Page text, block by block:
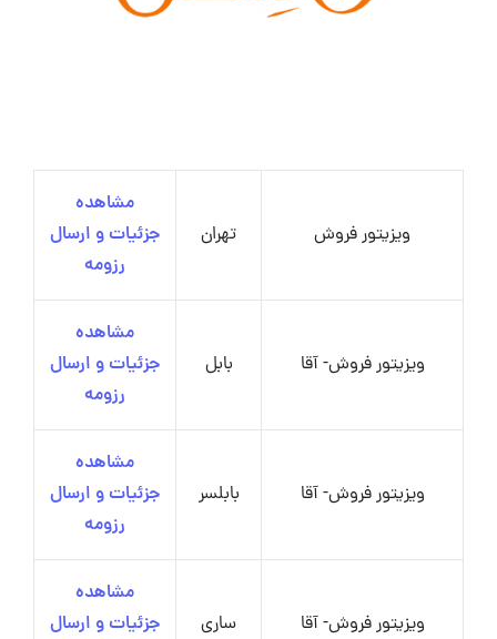
ویزیتور فروش تهران
مشاهده
جزئیات و ارسال
رزومه
ویزیتور فروش- آقا بابل
مشاهده
جزئیات و ارسال
رزومه
ویزیتور فروش- آقا بابلسر
مشاهده
جزئیات و ارسال
رزومه
ویزیتور فروش- آقا ساری
مشاهده
جزئیات و ارسال